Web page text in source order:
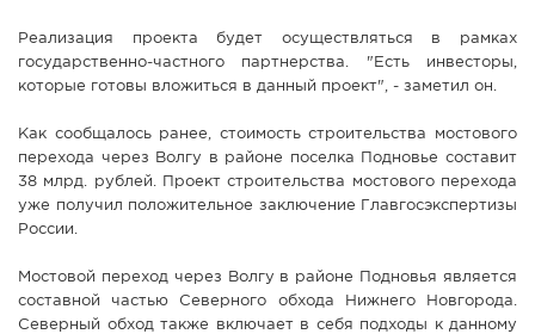
Реализация проекта будет осуществляться в рамках
государственно-частного партнерства. "Есть инвесторы,
которые готовы вложиться в данный проект", - заметил он.
Как сообщалось ранее, стоимость строительства мостового
перехода через Волгу в районе поселка Подновье составит
38 млрд. рублей. Проект строительства мостового перехода
уже получил положительное заключение Главгосэкспертизы
России.
Мостовой переход через Волгу в районе Подновья является
составной частью Северного обхода Нижнего Новгорода.
Северный обход также включает в себя подходы к данному